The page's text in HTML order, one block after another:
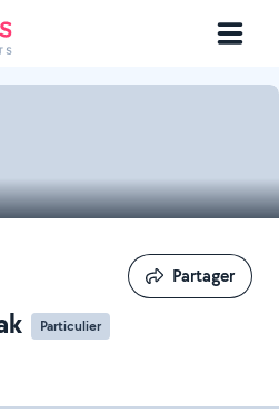
Particulier
Partager
Partager